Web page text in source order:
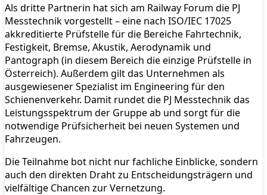
Als dritte Partnerin hat sich am Railway Forum die PJ
Messtechnik vorgestellt – eine nach ISO/IEC 17025
akkreditierte Prüfstelle für die Bereiche Fahrtechnik,
Festigkeit, Bremse, Akustik, Aerodynamik und
Pantograph (in diesem Bereich die einzige Prüfstelle in
Österreich). Außerdem gilt das Unternehmen als
ausgewiesener Spezialist im Engineering für den
Schienenverkehr. Damit rundet die PJ Messtechnik das
Leistungsspektrum der Gruppe ab und sorgt für die
notwendige Prüfsicherheit bei neuen Systemen und
Fahrzeugen.
Die Teilnahme bot nicht nur fachliche Einblicke, sondern
auch den direkten Draht zu Entscheidungsträgern und
vielfältige Chancen zur Vernetzung.